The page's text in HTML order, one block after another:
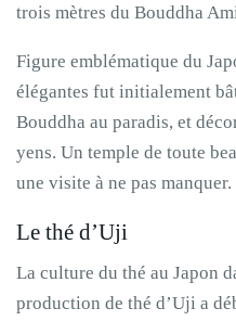
trois mètres du Bouddha
Figure emblématique du
élégantes fut initialement
Bouddha au paradis, et
yens. Un temple de toute
une visite à ne pas manquer.
Le thé d’Uji
La culture du thé au Japon
production de thé d’Uji a